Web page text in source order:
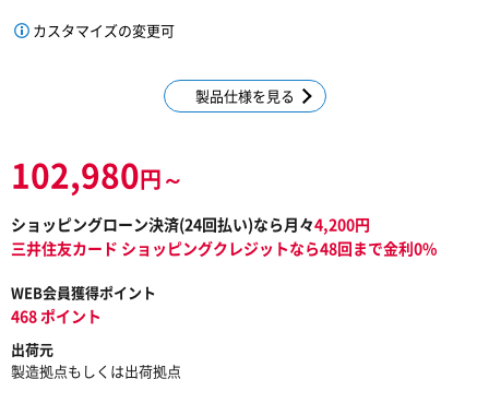
カスタマイズの変更可
製品仕様を見る
102,980円～
ショッピングローン決済(24回払い)なら月々4,200円
三井住友カード ショッピングクレジットなら48回まで金利0%
WEB会員獲得ポイント
468 ポイント
出荷元
製造拠点もしくは出荷拠点